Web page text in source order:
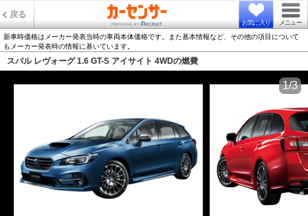
戻る
お気に入り メニュー
新車時価格はメーカー発表当時の車両本体価格です。また基本情報など、その他の項目について
もメーカー発表時の情報に基いています。
スバル レヴォーグ 1.6 GT-S アイサイト 4WDの燃費
1/3